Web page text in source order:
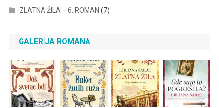
ZLATNA ŽILA – 6. ROMAN (7)
GALERIJA ROMANA